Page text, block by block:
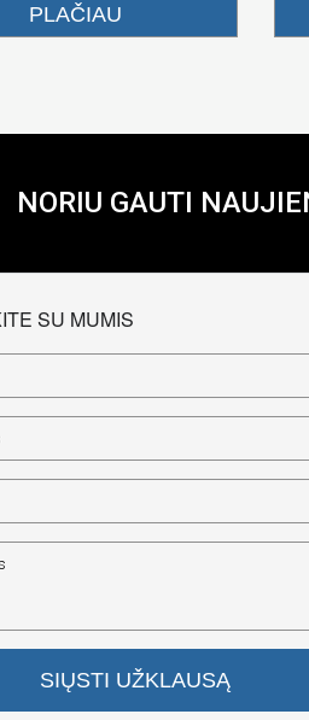
PLAČIAU
NORIU GAUTI
SU MUMIS
SIŲSTI UŽKLAUSĄ